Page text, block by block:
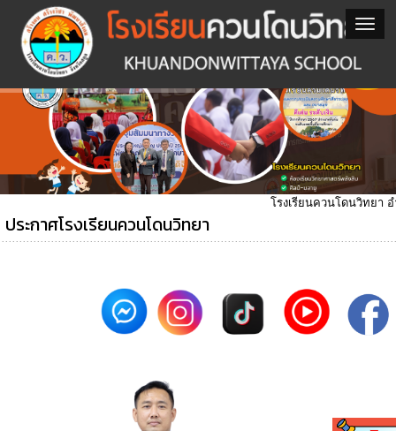
โรงเรียนควนโดนวิทยา อ
ประกาศโรงเรียนควนโดนวิทยา